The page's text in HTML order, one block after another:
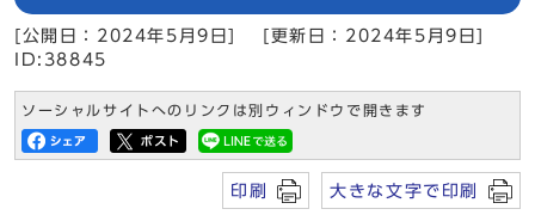
[公開日：2024年5月9日]
[更新日：2024年5月9日]
ID:38845
ソーシャルサイトへのリンクは別ウィンドウで開きます
印刷 大きな文字で印刷